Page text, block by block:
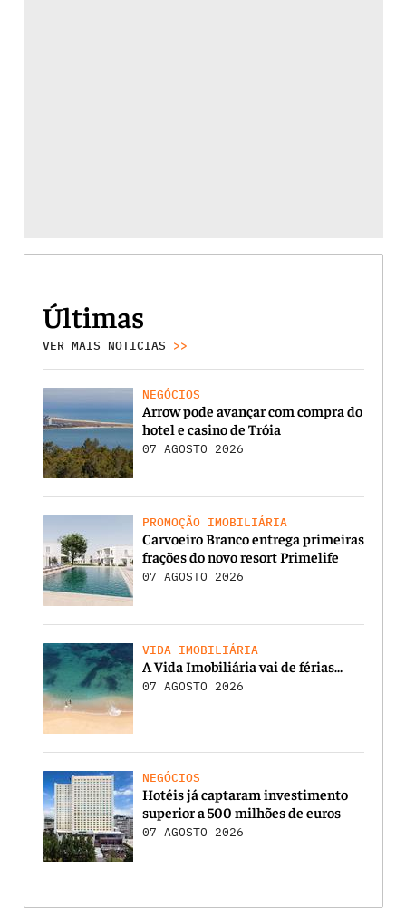
Últimas
VER MAIS NOTICIAS >>
NEGÓCIOS
Arrow pode avançar com compra do
hotel e casino de Tróia
07 AGOSTO 2026
PROMOÇÃO IMOBILIÁRIA
Carvoeiro Branco entrega primeiras
frações do novo resort Primelife
07 AGOSTO 2026
VIDA IMOBILIÁRIA
A Vida Imobiliária vai de férias…
07 AGOSTO 2026
NEGÓCIOS
Hotéis já captaram investimento
superior a 500 milhões de euros
07 AGOSTO 2026